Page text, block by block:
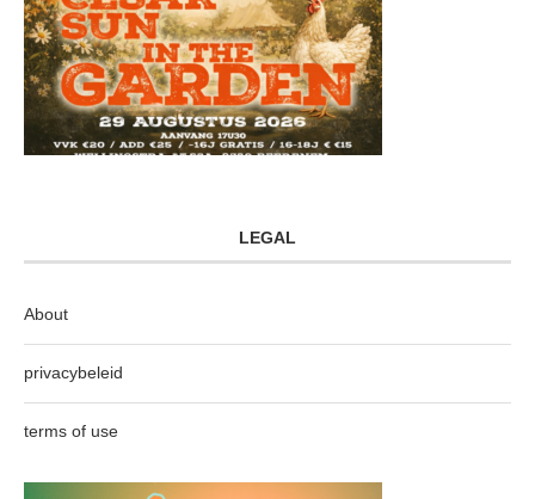
LEGAL
About
privacybeleid
terms of use